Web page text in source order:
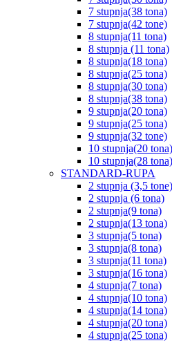
7 stupnja(38 tona)
7 stupnja(42 tone)
8 stupnja(11 tona)
8 stupnja (11 tona)
8 stupnja(18 tona)
8 stupnja(25 tona)
8 stupnja(30 tona)
8 stupnja(38 tona)
9 stupnja(20 tona)
9 stupnja(25 tona)
9 stupnja(32 tone)
10 stupnja(20 tona)
10 stupnja(28 tona)
STANDARD-RUPA
2 stupnja (3,5 tone)
2 stupnja (6 tona)
2 stupnja(9 tona)
2 stupnja(13 tona)
3 stupnja(5 tona)
3 stupnja(8 tona)
3 stupnja(11 tona)
3 stupnja(16 tona)
4 stupnja(7 tona)
4 stupnja(10 tona)
4 stupnja(14 tona)
4 stupnja(20 tona)
4 stupnja(25 tona)